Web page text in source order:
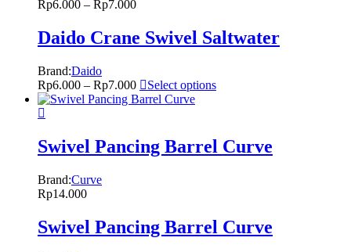
Rp6.000 – Rp7.000
Daido Crane Swivel Saltwater
Brand:Daido
Rp6.000 – Rp7.000 Select options
Swivel Pancing Barrel Curve
Brand:Curve
Rp14.000
Swivel Pancing Barrel Curve